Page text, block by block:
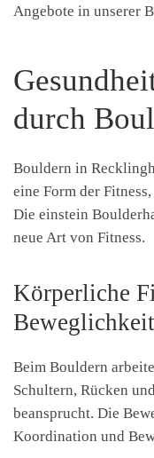
Angebote in unserer
durch
Bouldern in
eine Form der
Die einstein
neue Art von Fitness.
Körperliche
Beweglichkeit
Beim Bouldern
Schultern, Rücken
beansprucht. Die
Koordination und